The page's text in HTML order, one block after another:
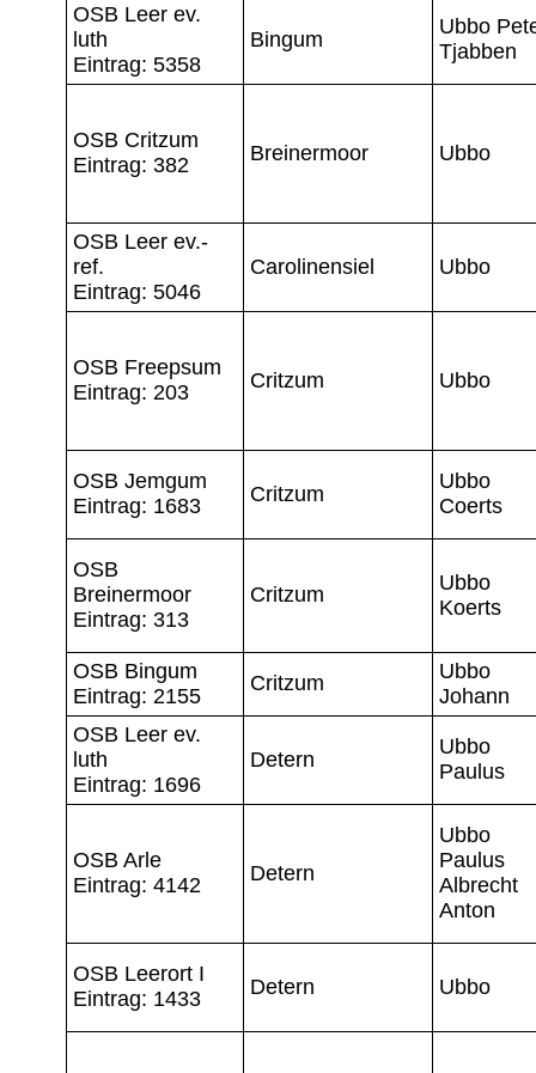
OSB Leer ev.
luth
Eintrag: 5358
Bingum
Ubbo
Tjabben
OSB Critzum
Eintrag: 382
Breinermoor Ubbo
OSB Leer ev.-
ref.
Eintrag: 5046
Carolinensiel Ubbo
OSB Freepsum
Eintrag: 203
Critzum Ubbo
OSB Jemgum
Eintrag: 1683
Critzum
Ubbo
Coerts
OSB
Breinermoor
Eintrag: 313
Critzum
Ubbo
Koerts
OSB Bingum
Eintrag: 2155
Critzum
Ubbo
Johann
OSB Leer ev.
luth
Eintrag: 1696
Detern
Ubbo
Paulus
OSB Arle
Eintrag: 4142
Detern
Ubbo
Paulus
Albrecht
Anton
OSB Leerort I
Eintrag: 1433
Detern Ubbo